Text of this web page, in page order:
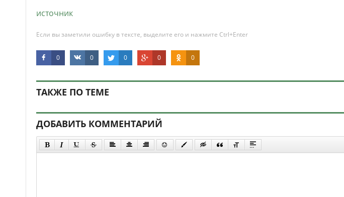
источник
Если вы заметили ошибку в тексте, выделите его и нажмите Ctrl+Enter
0 0 0 0 0
ТАКЖЕ ПО ТЕМЕ
ДОБАВИТЬ КОММЕНТАРИЙ